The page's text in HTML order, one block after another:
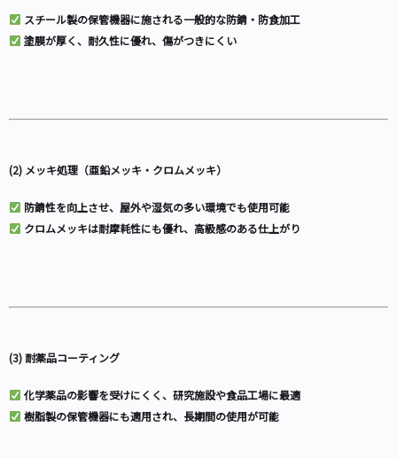
スチール製の保管機器に施される一般的な防錆・防食加工
塗膜が厚く、耐久性に優れ、傷がつきにくい
(2) メッキ処理（亜鉛メッキ・クロムメッキ）
防錆性を向上させ、屋外や湿気の多い環境でも使用可能
クロムメッキは耐摩耗性にも優れ、高級感のある仕上がり
(3) 耐薬品コーティング
化学薬品の影響を受けにくく、研究施設や食品工場に最適
樹脂製の保管機器にも適用され、長期間の使用が可能